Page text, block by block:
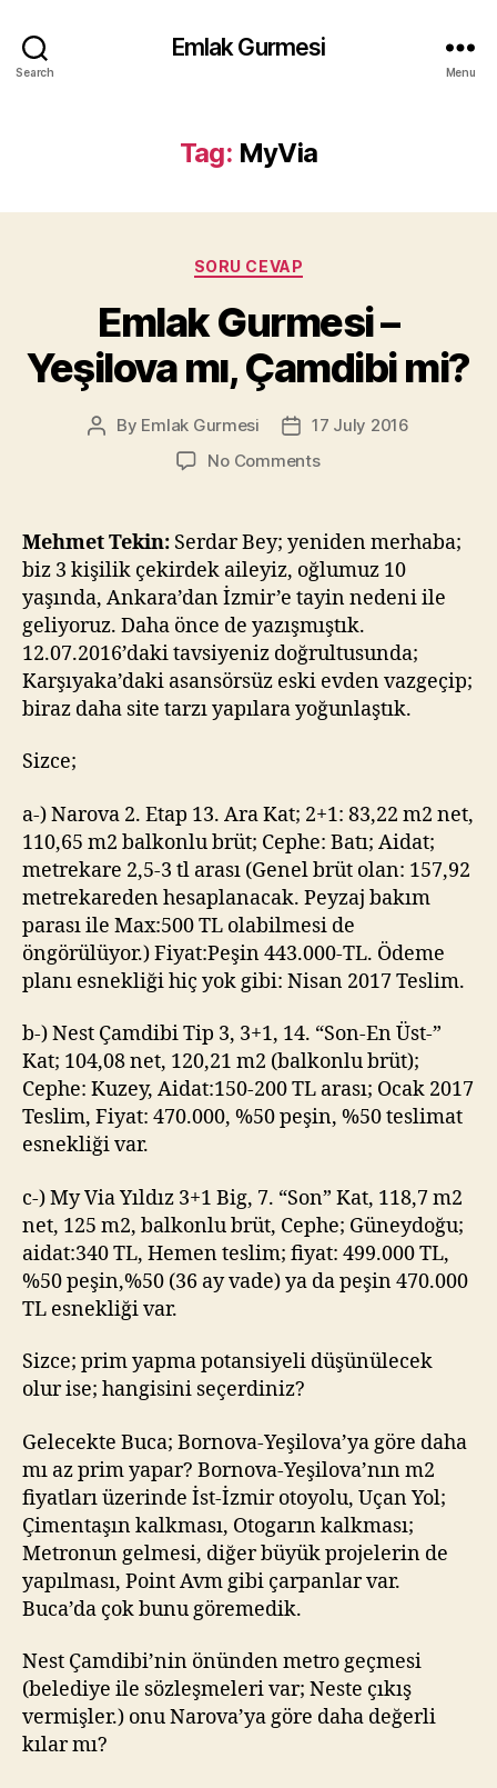
Search
Emlak Gurmesi
Menu
Tag: MyVia
Categories
SORU CEVAP
Emlak Gurmesi –
Yeşilova mı, Çamdibi mi?
Post
By Emlak Gurmesi
Post17 July 2016
No Commentson
–
Yeşilova
mı,
Çamdibi
mi?
Mehmet Tekin: Serdar Bey; yeniden merhaba;
biz 3 kişilik çekirdek aileyiz, oğlumuz 10
yaşında, Ankara’dan İzmir’e tayin nedeni ile
geliyoruz. Daha önce de yazışmıştık.
12.07.2016’daki tavsiyeniz doğrultusunda;
Karşıyaka’daki asansörsüz eski evden vazgeçip;
biraz daha site tarzı yapılara yoğunlaştık.
Sizce;
a-) Narova 2. Etap 13. Ara Kat; 2+1: 83,22 m2 net,
110,65 m2 balkonlu brüt; Cephe: Batı; Aidat;
metrekare 2,5-3 tl arası (Genel brüt olan: 157,92
metrekareden hesaplanacak. Peyzaj bakım
parası ile Max:500 TL olabilmesi de
öngörülüyor.) Fiyat:Peşin 443.000-TL. Ödeme
planı esnekliği hiç yok gibi: Nisan 2017 Teslim.
b-) Nest Çamdibi Tip 3, 3+1, 14. “Son-En Üst-”
Kat; 104,08 net, 120,21 m2 (balkonlu brüt);
Cephe: Kuzey, Aidat:150-200 TL arası; Ocak 2017
Teslim, Fiyat: 470.000, %50 peşin, %50 teslimat
esnekliği var.
c-) My Via Yıldız 3+1 Big, 7. “Son” Kat, 118,7 m2
net, 125 m2, balkonlu brüt, Cephe; Güneydoğu;
aidat:340 TL, Hemen teslim; fiyat: 499.000 TL,
%50 peşin,%50 (36 ay vade) ya da peşin 470.000
TL esnekliği var.
Sizce; prim yapma potansiyeli düşünülecek
olur ise; hangisini seçerdiniz?
Gelecekte Buca; Bornova-Yeşilova’ya göre daha
mı az prim yapar? Bornova-Yeşilova’nın m2
fiyatları üzerinde İst-İzmir otoyolu, Uçan Yol;
Çimentaşın kalkması, Otogarın kalkması;
Metronun gelmesi, diğer büyük projelerin de
yapılması, Point Avm gibi çarpanlar var.
Buca’da çok bunu göremedik.
Nest Çamdibi’nin önünden metro geçmesi
(belediye ile sözleşmeleri var; Neste çıkış
vermişler.) onu Narova’ya göre daha değerli
kılar mı?